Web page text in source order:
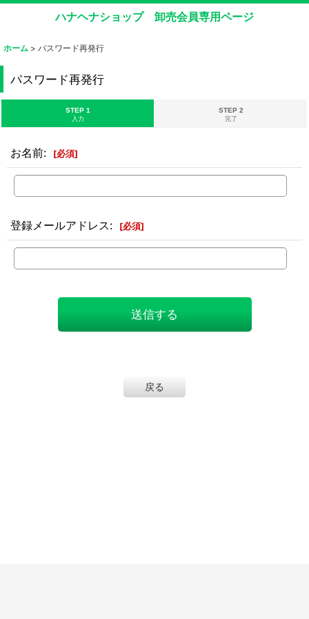
ハナヘナショップ 卸売会員専用ページ
ホーム > パスワード再発行
パスワード再発行
STEP 1
入力
STEP 2
完了
お名前: [必須]
登録メールアドレス: [必須]
送信する
戻る